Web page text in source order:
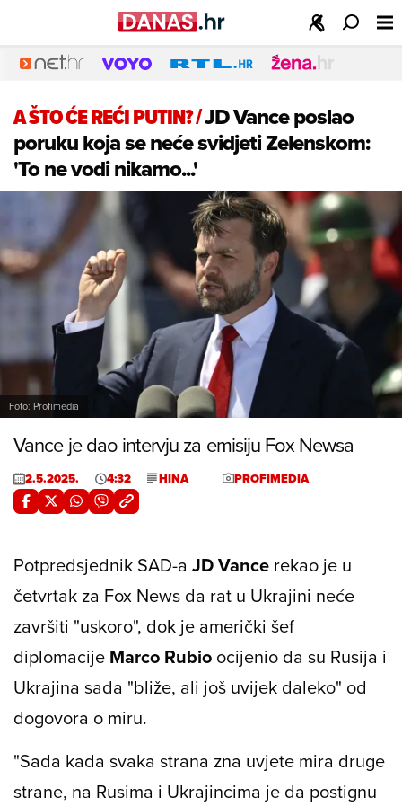
A ŠTO ĆE REĆI PUTIN?/JD Vance poslao
poruku koja se neće svidjeti Zelenskom:
'To ne vodi nikamo...'
Foto: Profimedia
Vance je dao intervju za emisiju Fox Newsa
2.5.2025. 4:32 HINA PROFIMEDIA
Potpredsjednik SAD-a JD Vance rekao je u
četvrtak za Fox News da rat u Ukrajini neće
završiti "uskoro", dok je američki šef
diplomacije Marco Rubio ocijenio da su Rusija i
Ukrajina sada "bliže, ali još uvijek daleko" od
dogovora o miru.
"Sada kada svaka strana zna uvjete mira druge
strane, na Rusima i Ukrajincima je da postignu